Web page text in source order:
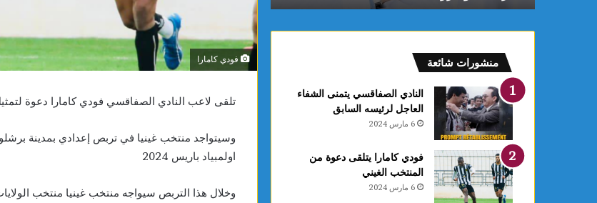
فودي كامارا
تلقى لاعب النادي الصفاقسي فودي كامارا دعوة
اولمبياد باريس 2024
الصحي
منشورات شائعة
النادي الصفاقسي يتمنى الشفاء
العاجل لرئيسه السابق
6 مارس 2024
فودي كامارا يتلقى دعوة من
المنتخب الغيني
6 مارس 2024